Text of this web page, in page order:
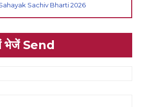
Sachiv Bharti 2026
भेजें Send